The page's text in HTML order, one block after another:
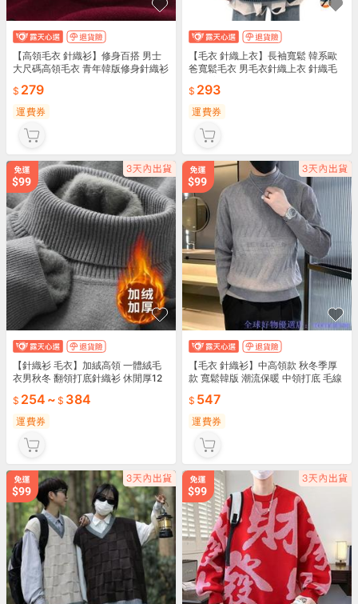
【高領毛衣 針織衫】修身百搭 男士
大尺碼高領毛衣 青年韓版修身針織衫
秋冬必備
279
運費券
【毛衣 針織上衣】長袖寬鬆 韓系歐
爸寬鬆毛衣 男毛衣針織上衣 針織毛
款時尚保暖
293
運費券
【針織衫 毛衣】加絨高領 一體絨毛
衣男秋冬 翻領打底針織衫 休閒厚12
實舒適
254 ~ 384
運費券
【毛衣 針織衫】中高領款 秋冬季厚
款 寬鬆韓版 潮流保暖 中領打底 毛線
秋冬必備 🧶
547
運費券